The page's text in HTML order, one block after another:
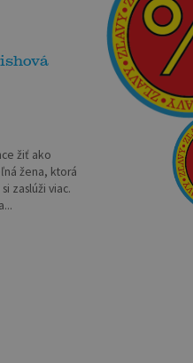
žiť ako
žena, ktorá
zaslúži viac.